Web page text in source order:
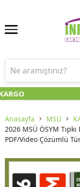
Anasayfa MSÜ
2026 MSÜ ÖSYM
PDF/Video Çözümlü